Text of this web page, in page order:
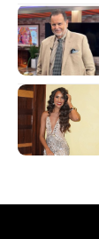
«Perdí el 85
Molina
La tercera
quedar sin la